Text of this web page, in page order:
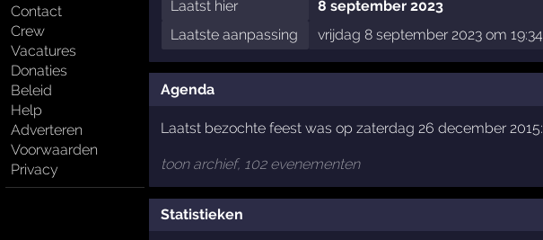
Contact
Crew
Vacatures
Donaties
Beleid
Help
Adverteren
Voorwaarden
Privacy
Laatst hier
8 september 2023
Laatste aanpassing
vrijdag 8 september 2023 om 19:34
Agenda
Laatst bezochte feest was op zaterdag 26 december 2015:
toon archief, 102 evenementen
Statistieken